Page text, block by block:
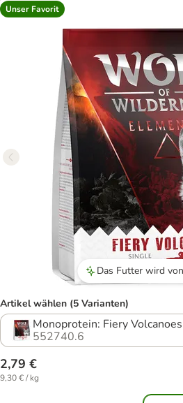
Unser Favorit
Artikel wählen (5 Varianten)
Monoprotein: Fiery
552740.6
2,79 €
9,30 € / kg